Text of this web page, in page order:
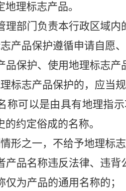
理标志产品。
理部门负责本行政区域内
产品保护遵循申请自愿
品保护、使用地理标志产
标志产品保护的，应当
称可以是由具有地理指
约定俗成的名称。
形之一，不给予地理标志
产品名称违反法律、违背
仅为产品的通用名称的；